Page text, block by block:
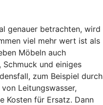
genauer betrachten, wird
viel mehr wert ist als
Möbeln auch
und einiges
zum Beispiel durch
Leitungswasser,
Kosten für Ersatz. Dann